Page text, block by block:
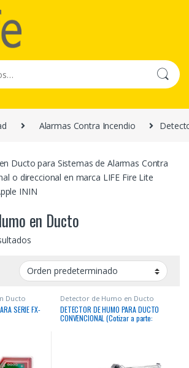
Alarmas Contra Incendio
Ducto para Sistemas de Alarmas Contra
o direccional en marca LIFE Fire Lite
ININ
en Ducto
Ducto
SERIE FX-
Detector de Humo en Ducto
DETECTOR DE HUMO PARA DUCTO
CONVENCIONAL (Cotizar a parte: